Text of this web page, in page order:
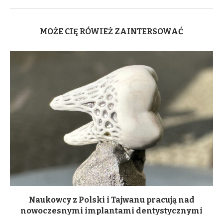
MOŻE CIĘ RÓWIEŻ ZAINTERSOWAĆ
Naukowcy z Polski i Tajwanu pracują nad
nowoczesnymi implantami dentystycznymi